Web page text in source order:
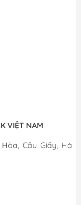
VIỆT NAM
Cầu Giấy, Hà